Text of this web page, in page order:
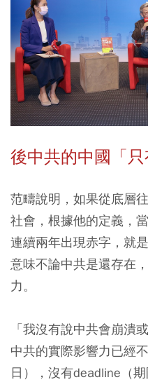
後中共的中國「只
范疇說明，如果從底層
社會，根據他的定義，
連續兩年出現赤字，就
意味不論中共是還存在
力。
「我沒有說中共會崩潰
中共的實際影響力已經
日），沒有deadline（期